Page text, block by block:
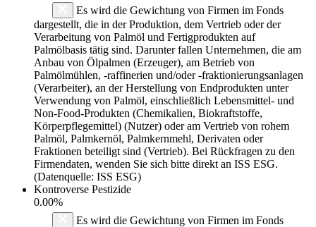
Es wird die Gewichtung von Firmen im Fonds
dargestellt, die in der Produktion, dem Vertrieb oder der
Verarbeitung von Palmöl und Fertigprodukten auf
Palmölbasis tätig sind. Darunter fallen Unternehmen, die am
Anbau von Ölpalmen (Erzeuger), am Betrieb von
Palmölmühlen, -raffinerien und/oder -fraktionierungsanlagen
(Verarbeiter), an der Herstellung von Endprodukten unter
Verwendung von Palmöl, einschließlich Lebensmittel- und
Non-Food-Produkten (Chemikalien, Biokraftstoffe,
Körperpflegemittel) (Nutzer) oder am Vertrieb von rohem
Palmöl, Palmkernöl, Palmkernmehl, Derivaten oder
Fraktionen beteiligt sind (Vertrieb). Bei Rückfragen zu den
Firmendaten, wenden Sie sich bitte direkt an ISS ESG.
(Datenquelle: ISS ESG)
Kontroverse Pestizide
0.00%
Es wird die Gewichtung von Firmen im Fonds